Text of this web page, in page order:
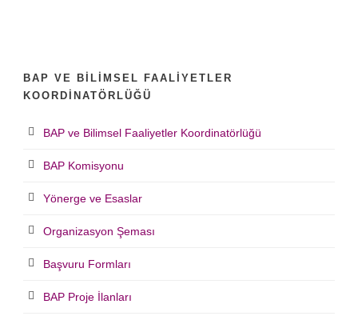
BAP VE BILIMSEL FAALIYETLER
KOORDINATÖRLÜĞÜ
BAP ve Bilimsel Faaliyetler Koordinatörlüğü
BAP Komisyonu
Yönerge ve Esaslar
Organizasyon Şeması
Başvuru Formları
BAP Proje İlanları